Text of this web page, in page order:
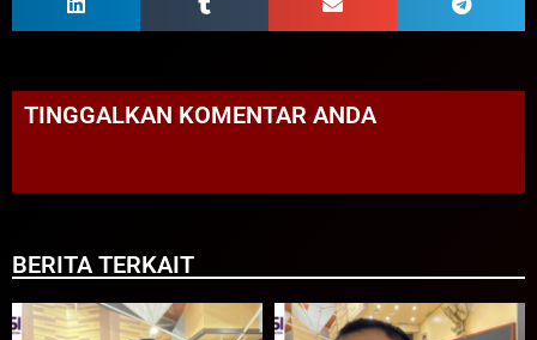
TINGGALKAN KOMENTAR ANDA
BERITA TERKAIT